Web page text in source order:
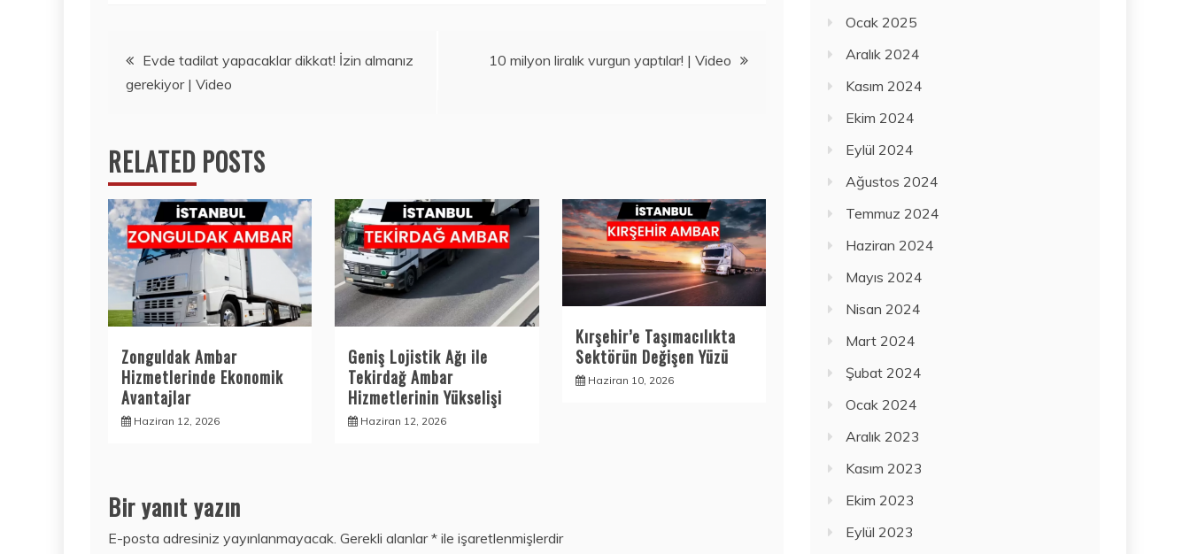
Yazı
gezinmesi
Evde tadilat yapacaklar dikkat! İzin almanız
gerekiyor | Video
10 milyon liralık vurgun yaptılar! | Video
RELATED POSTS
Zonguldak Ambar
Hizmetlerinde Ekonomik
Avantajlar
Haziran 12, 2026
Geniş Lojistik Ağı ile
Tekirdağ Ambar
Hizmetlerinin Yükselişi
Haziran 12, 2026
Kırşehir’e Taşımacılıkta
Sektörün Değişen Yüzü
Haziran 10, 2026
Bir yanıt yazın
E-posta adresiniz yayınlanmayacak. Gerekli alanlar* ile işaretlenmişlerdir
Ocak 2025
Aralık 2024
Kasım 2024
Ekim 2024
Eylül 2024
Ağustos 2024
Temmuz 2024
Haziran 2024
Mayıs 2024
Nisan 2024
Mart 2024
Şubat 2024
Ocak 2024
Aralık 2023
Kasım 2023
Ekim 2023
Eylül 2023